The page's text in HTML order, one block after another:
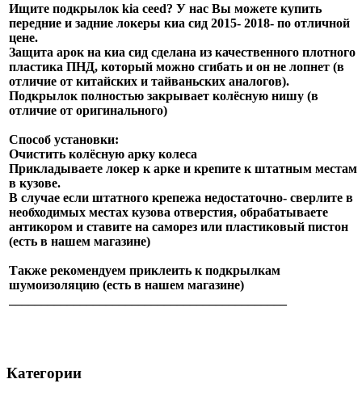
Ищите подкрылок kia ceed? У нас Вы можете купить
передние и задние локеры киа сид 2015- 2018- по отличной
цене.
Защита арок на киа сид сделана из качественного плотного
пластика ПНД, который можно сгибать и он не лопнет (в
отличие от китайских и тайваньских аналогов).
Подкрылок полностью закрывает колёсную нишу (в
отличие от оригинального)
Способ установки:
Очистить колёсную арку колеса
Прикладываете локер к арке и крепите к штатным местам
в кузове.
В случае если штатного крепежа недостаточно- сверлите в
необходимых местах кузова отверстия, обрабатываете
антикором и ставите на саморез или пластиковый пистон
(есть в нашем магазине)
Также рекомендуем приклеить к подкрылкам
шумоизоляцию (есть в нашем магазине)
Категории